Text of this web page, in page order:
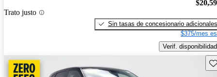
Trato justo
Sin tasas de concesionario adicionales
$375/mes
Verif. disponibilidad